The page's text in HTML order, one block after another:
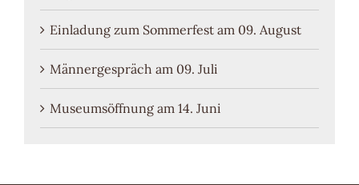
Einladung zum Sommerfest am 09. August
Männergespräch am 09. Juli
Museumsöffnung am 14. Juni